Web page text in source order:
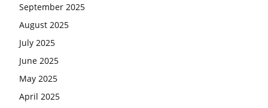
September 2025
August 2025
July 2025
June 2025
May 2025
April 2025